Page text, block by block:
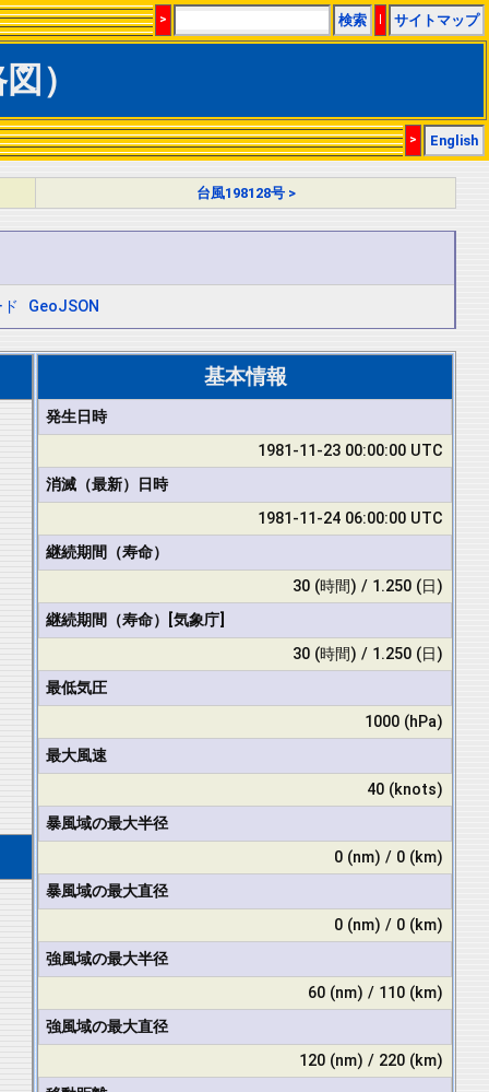
> 検索 | サイトマップ
）
> English
台風198128号 >
GeoJSON
基本情報
発生日時
1981-11-23 00:00:00 UTC
消滅（最新）日時
1981-11-24 06:00:00 UTC
継続期間（寿命）
30 (時間) / 1.250 (日)
継続期間（寿命）[気象庁]
30 (時間) / 1.250 (日)
最低気圧
1000 (hPa)
最大風速
40 (knots)
暴風域の最大半径
0 (nm) / 0 (km)
暴風域の最大直径
0 (nm) / 0 (km)
強風域の最大半径
60 (nm) / 110 (km)
強風域の最大直径
120 (nm) / 220 (km)